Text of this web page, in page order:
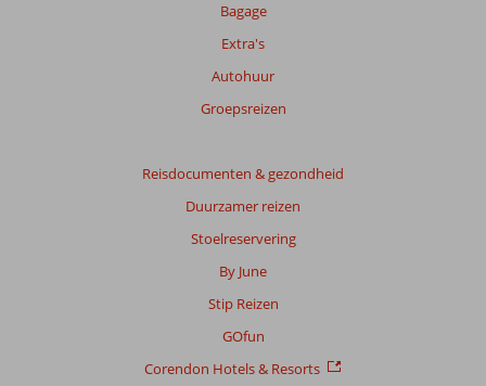
Bagage
Extra's
Autohuur
Groepsreizen
Reisdocumenten & gezondheid
Duurzamer reizen
Stoelreservering
By June
Stip Reizen
GOfun
Corendon Hotels & Resorts